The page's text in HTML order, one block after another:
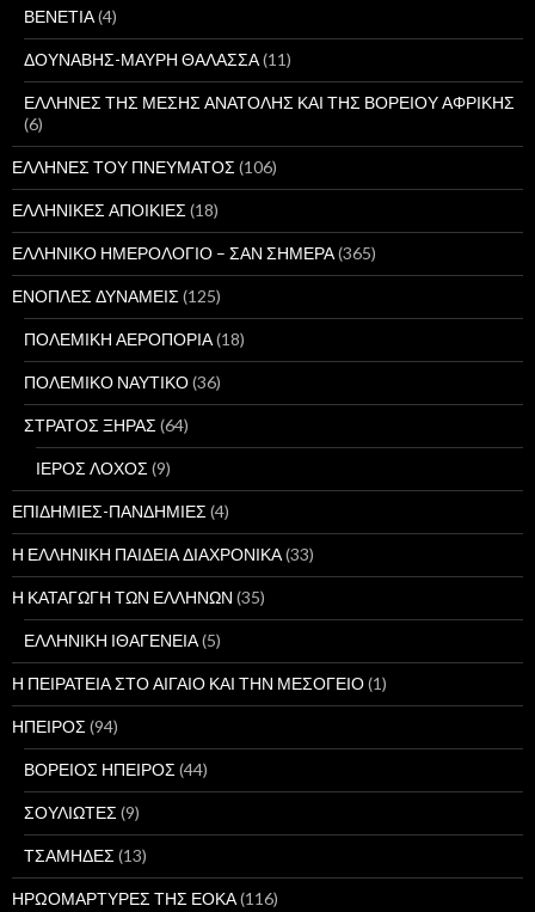
ΒΕΝΕΤΙΑ(4)
ΔΟΥΝΑΒΗΣ-ΜΑΥΡΗ ΘΑΛΑΣΣΑ(11)
ΕΛΛΗΝΕΣ ΤΗΣ ΜΕΣΗΣ ΑΝΑΤΟΛΗΣ ΚΑΙ ΤΗΣ ΒΟΡΕΙΟΥ ΑΦΡΙΚΗΣ
(6)
ΕΛΛΗΝΕΣ ΤΟΥ ΠΝΕΥΜΑΤΟΣ (106)
ΕΛΛΗΝΙΚΕΣ ΑΠΟΙΚΙΕΣ (18)
ΕΛΛΗΝΙΚΟ ΗΜΕΡΟΛΟΓΙΟ – ΣΑΝ ΣΗΜΕΡΑ(365)
ΕΝΟΠΛΕΣ ΔΥΝΑΜΕΙΣ (125)
ΠΟΛΕΜΙΚΗ ΑΕΡΟΠΟΡΙΑ(18)
ΠΟΛΕΜΙΚΟ ΝΑΥΤΙΚΟ(36)
ΣΤΡΑΤΟΣ ΞΗΡΑΣ (64)
ΙΕΡΟΣ ΛΟΧΟΣ (9)
ΕΠΙΔΗΜΙΕΣ-ΠΑΝΔΗΜΙΕΣ (4)
Η ΕΛΛΗΝΙΚΗ ΠΑΙΔΕΙΑ ΔΙΑΧΡΟΝΙΚΑ(33)
Η ΚΑΤΑΓΩΓΗ ΤΩΝ ΕΛΛΗΝΩΝ (35)
ΕΛΛΗΝΙΚΗ ΙΘΑΓΕΝΕΙΑ(5)
Η ΠΕΙΡΑΤΕΙΑ ΣΤΟ ΑΙΓΑΙΟ ΚΑΙ ΤΗΝ ΜΕΣΟΓΕΙΟ(1)
ΗΠΕΙΡΟΣ (94)
ΒΟΡΕΙΟΣ ΗΠΕΙΡΟΣ (44)
ΣΟΥΛΙΩΤΕΣ (9)
ΤΣΑΜΗΔΕΣ (13)
ΗΡΩΟΜΑΡΤΥΡΕΣ ΤΗΣ ΕΟΚΑ(116)